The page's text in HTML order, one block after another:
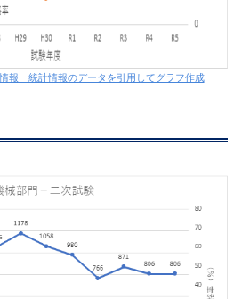
報 統計情報のデータを引用してグラフ作成